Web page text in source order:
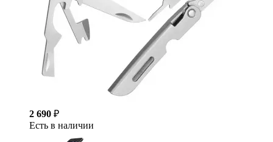
2 690 ₽
Есть в наличии